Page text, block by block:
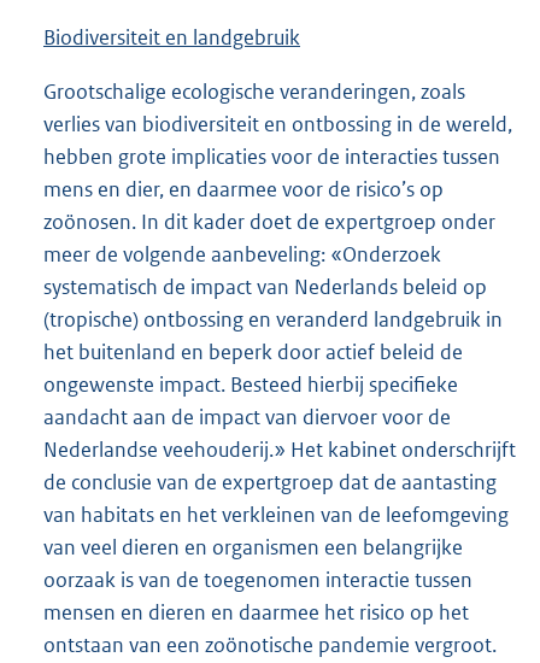
Biodiversiteit en landgebruik
Grootschalige ecologische veranderingen, zoals
verlies van biodiversiteit en ontbossing in de wereld,
hebben grote implicaties voor de interacties tussen
mens en dier, en daarmee voor de risico’s op
zoönosen. In dit kader doet de expertgroep onder
meer de volgende aanbeveling: «Onderzoek
systematisch de impact van Nederlands beleid op
(tropische) ontbossing en veranderd landgebruik in
het buitenland en beperk door actief beleid de
ongewenste impact. Besteed hierbij specifieke
aandacht aan de impact van diervoer voor de
Nederlandse veehouderij.» Het kabinet onderschrijft
de conclusie van de expertgroep dat de aantasting
van habitats en het verkleinen van de leefomgeving
van veel dieren en organismen een belangrijke
oorzaak is van de toegenomen interactie tussen
mensen en dieren en daarmee het risico op het
ontstaan van een zoönotische pandemie vergroot.